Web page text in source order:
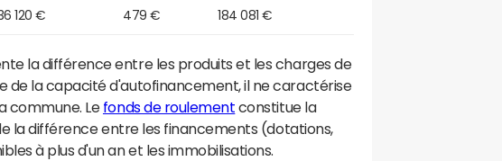
120 € 479 € 184 081 €
la différence entre les produits et les charges de
de la capacité d'autofinancement, il ne caractérise
commune. Le fonds de roulement constitue la
la différence entre les financements (dotations,
à plus d'un an et les immobilisations.